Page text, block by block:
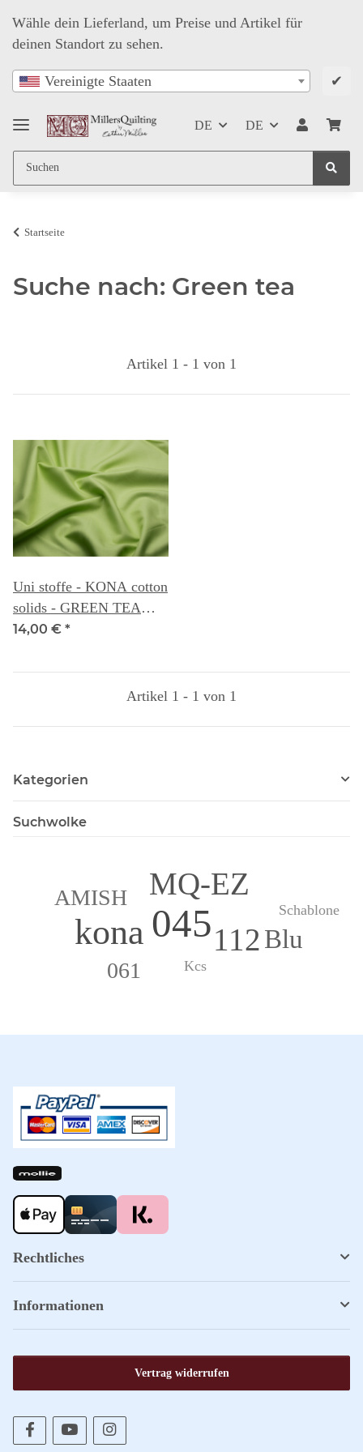
Wähle dein Lieferland, um Preise und Artikel für
deinen Standort zu sehen.
Vereinigte Staaten ✔
DE DE
Startseite
Suche nach: Green tea
Artikel 1 - 1 von 1
Uni stoffe - KONA cotton
solids - GREEN TEA
110B
14,00 € *
Artikel 1 - 1 von 1
Kategorien
Suchwolke
045
kona
MQ-EZ
112Blu
AMISH
061 Kcs
Schablone
Rechtliches
Informationen
Vertrag widerrufen